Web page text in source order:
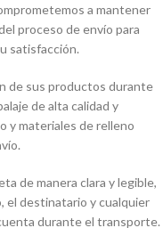
a mantener
proceso de envío para
satisfacción.
de sus productos durante
de alta calidad y
y materiales de relleno
de manera clara y legible,
el destinatario y cualquier
durante el transporte.